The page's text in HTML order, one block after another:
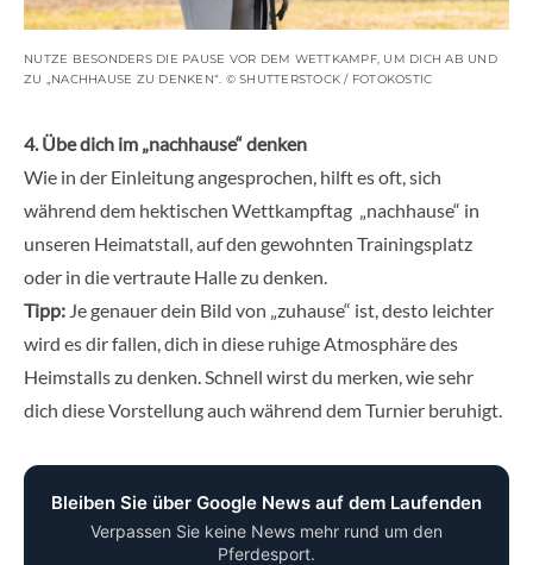
NUTZE BESONDERS DIE PAUSE VOR DEM WETTKAMPF, UM DICH AB UND
ZU „NACHHAUSE ZU DENKEN“. © SHUTTERSTOCK / FOTOKOSTIC
4. Übe dich im „nachhause“ denken
Wie in der Einleitung angesprochen, hilft es oft, sich
während dem hektischen Wettkampftag „nachhause“ in
unseren Heimatstall, auf den gewohnten Trainingsplatz
oder in die vertraute Halle zu denken.
Tipp: Je genauer dein Bild von „zuhause“ ist, desto leichter
wird es dir fallen, dich in diese ruhige Atmosphäre des
Heimstalls zu denken. Schnell wirst du merken, wie sehr
dich diese Vorstellung auch während dem Turnier beruhigt.
Bleiben Sie über Google News auf dem Laufenden
Verpassen Sie keine News mehr rund um den
Pferdesport.